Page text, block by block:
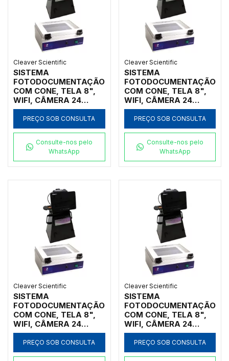
Cleaver Scientific
SISTEMA
FOTODOCUMENTAÇÃO
COM CONE, TELA 8",
WIFI, CÂMERA 24
MEGAPIXELS, LUZ
BRANCA 30W, SFTWR,
TRANSILUMINADOR
PREÇO SOB CONSULTA
Consulte-nos pelo
WhatsApp
Cleaver Scientific
SISTEMA
FOTODOCUMENTAÇÃO
COM CONE, TELA 8",
WIFI, CÂMERA 24
MEGAPIXELS, LUZ
BRANCA 30W, SFTWR,
TRANSILUMINADOR
PREÇO SOB CONSULTA
Consulte-nos pelo
WhatsApp
Cleaver Scientific
SISTEMA
FOTODOCUMENTAÇÃO
COM CONE, TELA 8",
WIFI, CÂMERA 24
MEGAPIXELS, LUZ
BRANCA 30W, SFTWR,
TRANSILUMINADOR
PREÇO SOB CONSULTA
Cleaver Scientific
SISTEMA
FOTODOCUMENTAÇÃO
COM CONE, TELA 8",
WIFI, CÂMERA 24
MEGAPIXELS, LUZ
BRANCA 30W,
SOFTWARE,
PREÇO SOB CONSULTA